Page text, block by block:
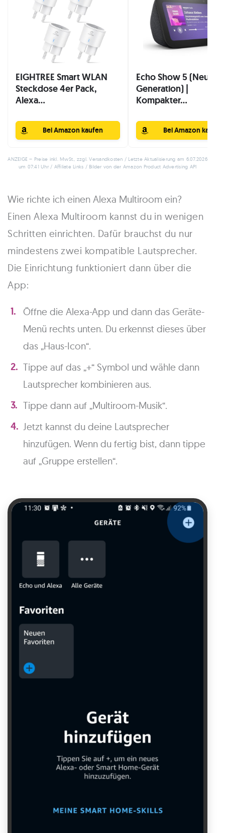
EIGHTREE Smart WLAN
Steckdose 4er Pack,
Alexa...
Bei Amazon kaufen
Echo Show 5
Generation) |
Kompakter...
Bei Amazon kaufen
ANZEIGE – Preise inkl. MwSt., zzgl. Versandkosten / Letzte Aktualisierung am 6.07.2026
um 07:41 Uhr / Affiliate Links / Bilder von der Amazon Product Advertising API
Wie richte ich einen Alexa Multiroom ein?
Einen Alexa Multiroom kannst du in wenigen
Schritten einrichten. Dafür brauchst du nur
mindestens zwei kompatible Lautsprecher.
Die Einrichtung funktioniert dann über die
App:
Öffne die Alexa-App und dann das Geräte-
Menü rechts unten. Du erkennst dieses über
das „Haus-Icon“.
Tippe auf das „+“ Symbol und wähle dann
Lautsprecher kombinieren aus.
Tippe dann auf „Multiroom-Musik“.
Jetzt kannst du deine Lautsprecher
hinzufügen. Wenn du fertig bist, dann tippe
auf „Gruppe erstellen“.